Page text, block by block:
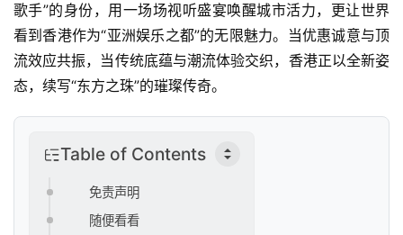
歌手”的身份，用一场场视听盛宴唤醒城市活力，更让世界
看到香港作为“亚洲娱乐之都”的无限魅力。当优惠诚意与顶
流效应共振，当传统底蕴与潮流体验交织，香港正以全新姿
态，续写“东方之珠”的璀璨传奇。
Table of Contents
免责声明
随便看看